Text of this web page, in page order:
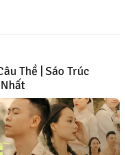
Thề | Sáo Trúc